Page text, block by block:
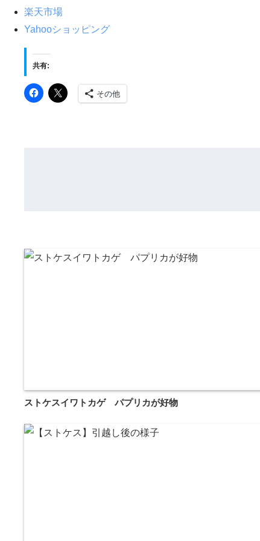
楽天市場
Yahooショッピング
共有:
その他
ストケスイワトカゲ パプリカが好物